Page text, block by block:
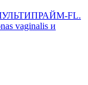
МУЛЬТИПРАЙМ-FL.
vaginalis и